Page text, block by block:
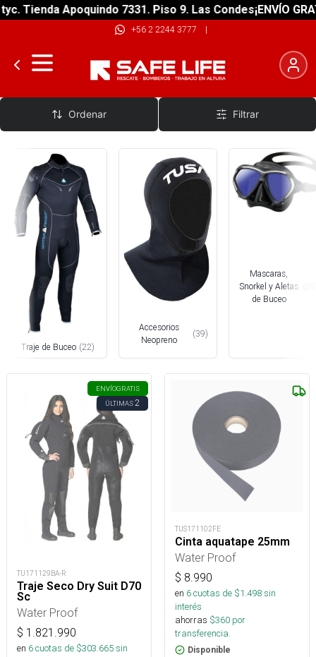
Apoquindo 7331. Piso 9. Las Condes¡ENVÍO
+56 2 2244 3777 |
Buceo
Ordenar Filtrar
Traje de Buceo (22)
Accesorios
Neopreno
(39)
Mascaras,
Snorkel y Aletas
de Buceo
ENVÍOGRATIS
ÚLTIMAS2
TU171129BA-R
Traje Seco Dry Suit D70
Sc
Water Proof
$ 1.821.990
en 6cuotas de $303.665sin
TUS171102FE
Cinta aquatape 25mm
Water Proof
$ 8.990
en 6cuotas de $1.498sin
interés
ahorras $360 por
transferencia.
Disponible